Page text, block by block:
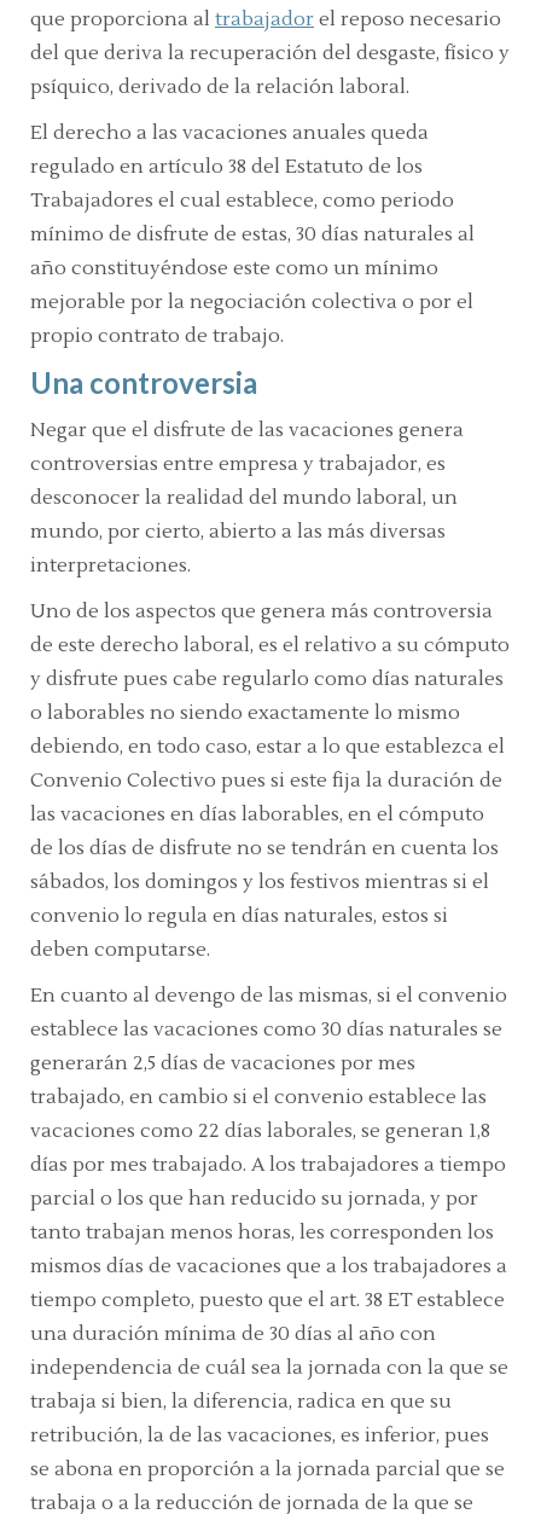
que proporciona al trabajador el reposo necesario
del que deriva la recuperación del desgaste, físico y
psíquico, derivado de la relación laboral.
El derecho a las vacaciones anuales queda
regulado en artículo 38 del Estatuto de los
Trabajadores el cual establece, como periodo
mínimo de disfrute de estas, 30 días naturales al
año constituyéndose este como un mínimo
mejorable por la negociación colectiva o por el
propio contrato de trabajo.
Una controversia
Negar que el disfrute de las vacaciones genera
controversias entre empresa y trabajador, es
desconocer la realidad del mundo laboral, un
mundo, por cierto, abierto a las más diversas
interpretaciones.
Uno de los aspectos que genera más controversia
de este derecho laboral, es el relativo a su cómputo
y disfrute pues cabe regularlo como días naturales
o laborables no siendo exactamente lo mismo
debiendo, en todo caso, estar a lo que establezca el
Convenio Colectivo pues si este fija la duración de
las vacaciones en días laborables, en el cómputo
de los días de disfrute no se tendrán en cuenta los
sábados, los domingos y los festivos mientras si el
convenio lo regula en días naturales, estos si
deben computarse.
En cuanto al devengo de las mismas, si el convenio
establece las vacaciones como 30 días naturales se
generarán 2,5 días de vacaciones por mes
trabajado, en cambio si el convenio establece las
vacaciones como 22 días laborales, se generan 1,8
días por mes trabajado. A los trabajadores a tiempo
parcial o los que han reducido su jornada, y por
tanto trabajan menos horas, les corresponden los
mismos días de vacaciones que a los trabajadores a
tiempo completo, puesto que el art. 38 ET establece
una duración mínima de 30 días al año con
independencia de cuál sea la jornada con la que se
trabaja si bien, la diferencia, radica en que su
retribución, la de las vacaciones, es inferior, pues
se abona en proporción a la jornada parcial que se
trabaja o a la reducción de jornada de la que se